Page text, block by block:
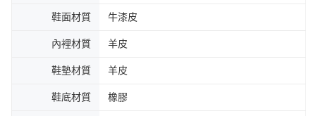
鞋面材質 牛漆皮
內裡材質 羊皮
鞋墊材質 羊皮
鞋底材質 橡膠